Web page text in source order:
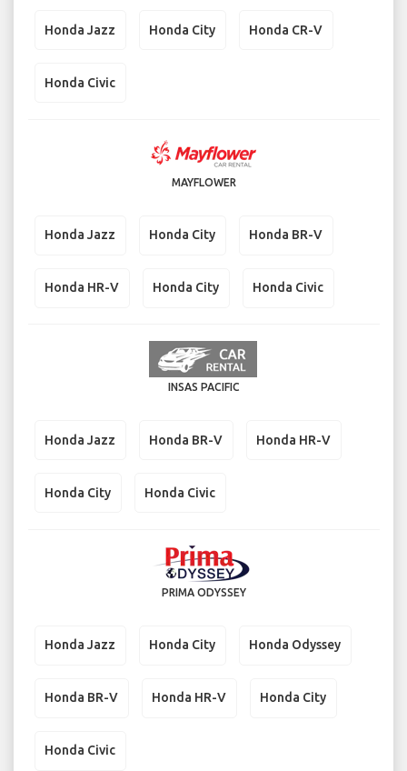
Honda Jazz Honda City Honda CR-V
Honda Civic
MAYFLOWER
Honda Jazz Honda City Honda BR-V
Honda HR-V Honda City Honda Civic
INSAS PACIFIC
Honda Jazz Honda BR-V Honda HR-V
Honda City Honda Civic
PRIMA ODYSSEY
Honda Jazz Honda City Honda Odyssey
Honda BR-V Honda HR-V Honda City
Honda Civic